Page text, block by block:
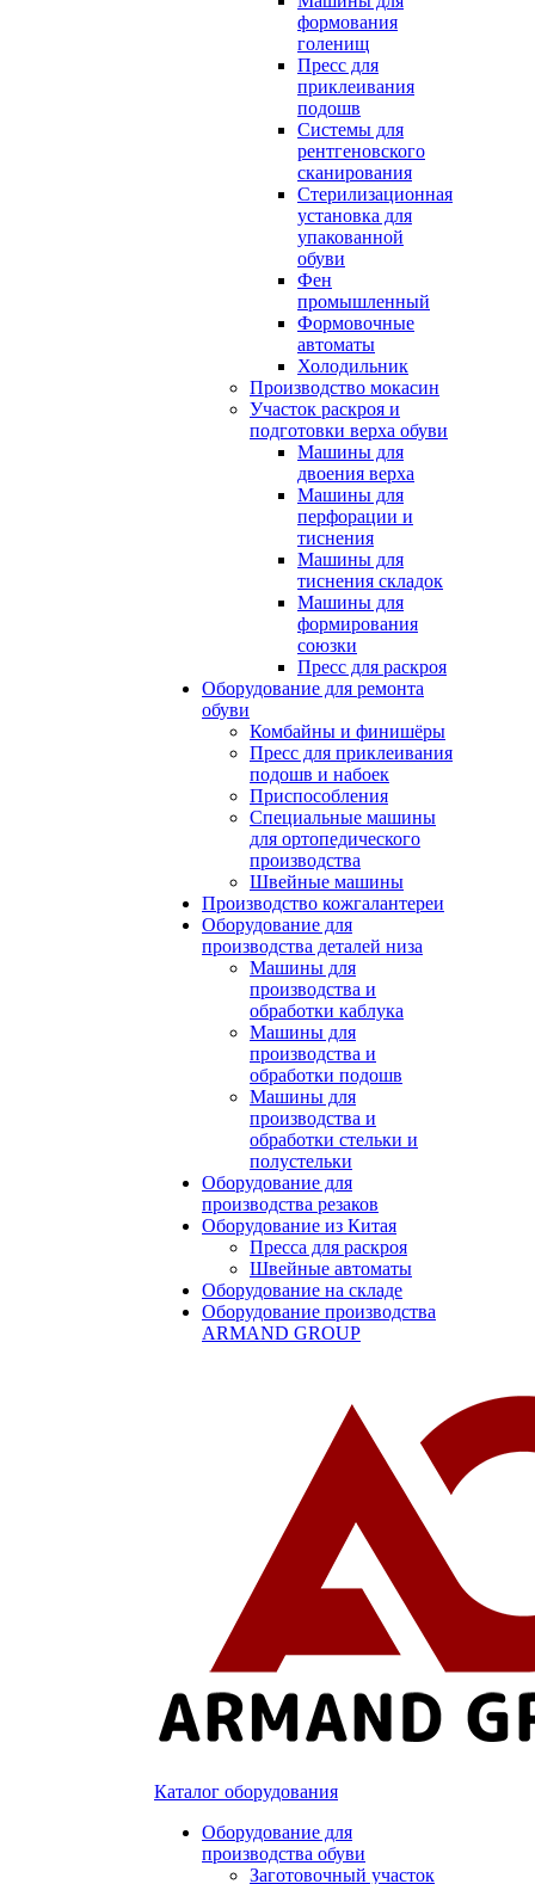
формования
голенищ
Пресс для
приклеивания
подошв
Системы для
рентгеновского
сканирования
Стерилизационная
установка для
упакованной
обуви
Фен
промышленный
Формовочные
автоматы
Холодильник
Производство мокасин
Участок раскроя и
подготовки верха обуви
Машины для
двоения верха
Машины для
перфорации и
тиснения
Машины для
тиснения складок
Машины для
формирования
союзки
Пресс для раскроя
Оборудование для ремонта
обуви
Комбайны и финишёры
Пресс для приклеивания
подошв и набоек
Приспособления
Специальные машины
для ортопедического
производства
Швейные машины
Производство кожгалантереи
Оборудование для
производства деталей низа
Машины для
производства и
обработки каблука
Машины для
производства и
обработки подошв
Машины для
производства и
обработки стельки и
полустельки
Оборудование для
производства резаков
Оборудование из Китая
Пресса для раскроя
Швейные автоматы
Оборудование на складе
Оборудование производства
ARMAND GROUP
Каталог оборудования
Оборудование для
производства обуви
Заготовочный участок